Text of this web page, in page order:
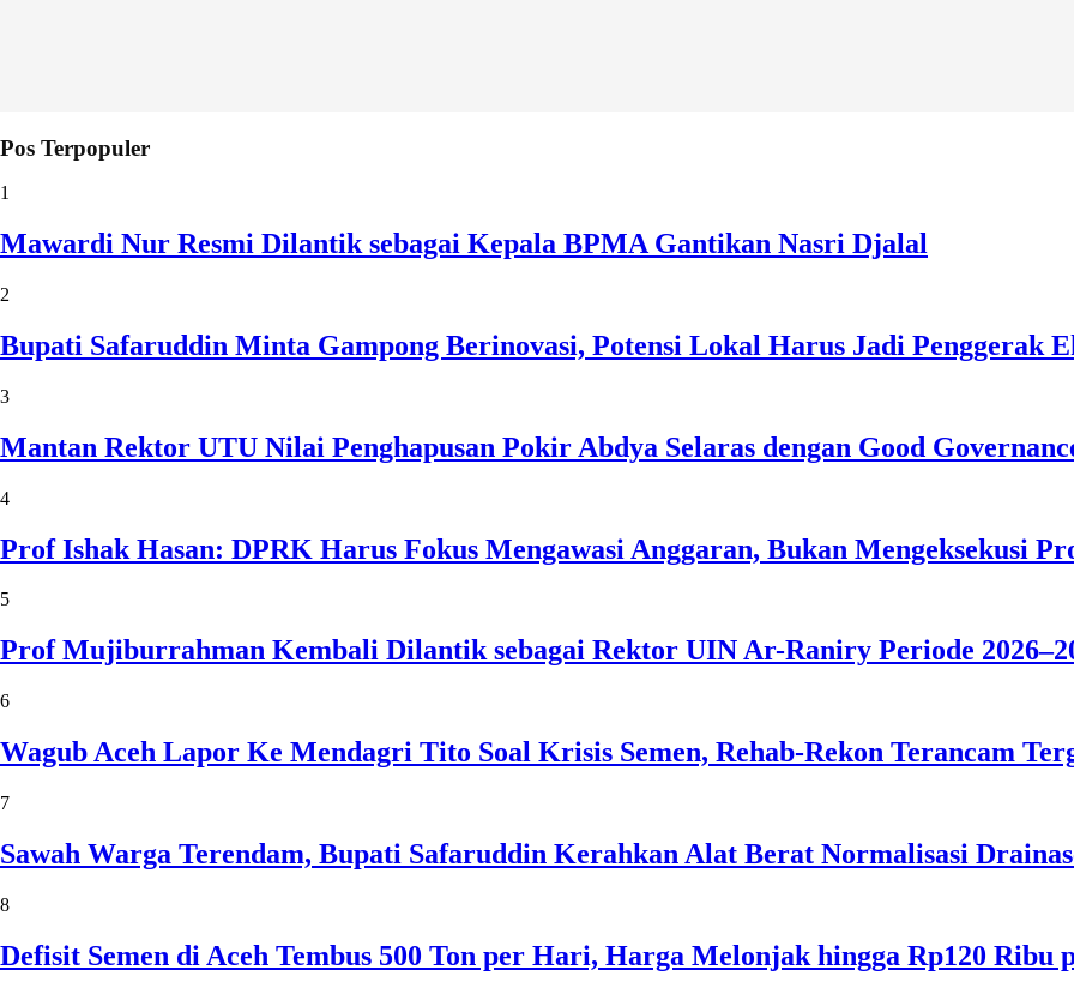
Pos Terpopuler
1
Mawardi Nur Resmi Dilantik sebagai Kepala BPMA Gantikan Nasri Djalal
2
Bupati Safaruddin Minta Gampong Berinovasi, Potensi Lokal Harus Jadi Penggerak
3
Mantan Rektor UTU Nilai Penghapusan Pokir Abdya Selaras dengan Good
4
Prof Ishak Hasan: DPRK Harus Fokus Mengawasi Anggaran, Bukan Mengeksekusi
5
Prof Mujiburrahman Kembali Dilantik sebagai Rektor UIN Ar-Raniry Periode
6
Wagub Aceh Lapor Ke Mendagri Tito Soal Krisis Semen, Rehab-Rekon Terancam
7
Sawah Warga Terendam, Bupati Safaruddin Kerahkan Alat Berat Normalisasi
8
Defisit Semen di Aceh Tembus 500 Ton per Hari, Harga Melonjak hingga Rp120 Ribu